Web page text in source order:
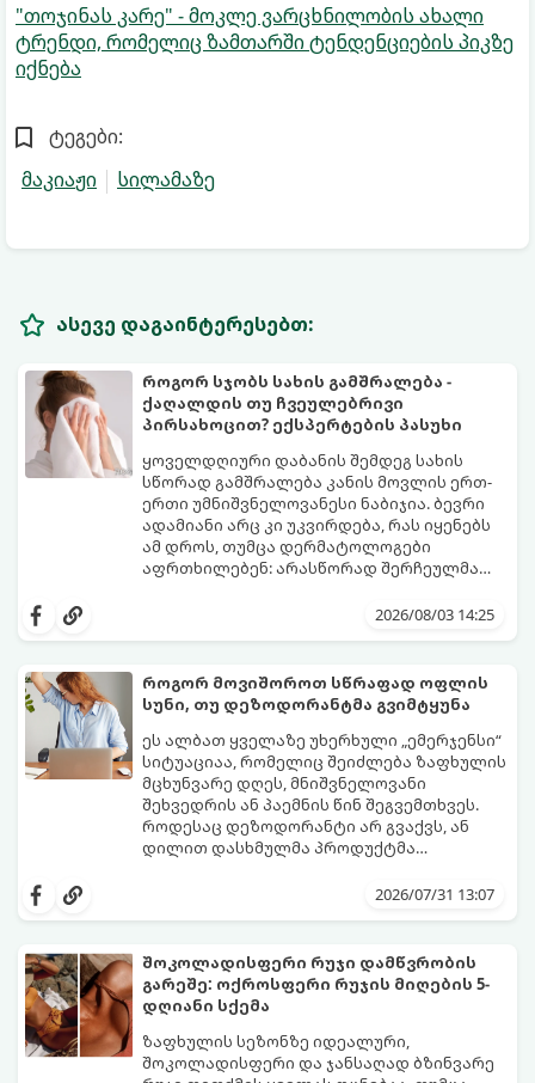
"თოჯინას კარე" - მოკლე ვარცხნილობის ახალი
ტრენდი, რომელიც ზამთარში ტენდენციების პიკზე
იქნება
ტეგები:
მაკიაჟი
სილამაზე
ასევე დაგაინტერესებთ:
როგორ სჯობს სახის გამშრალება -
ქაღალდის თუ ჩვეულებრივი
პირსახოცით? ექსპერტების პასუხი
ყოველდღიური დაბანის შემდეგ სახის
სწორად გამშრალება კანის მოვლის ერთ-
ერთი უმნიშვნელოვანესი ნაბიჯია. ბევრი
ადამიანი არც კი უკვირდება, რას იყენებს
ამ დროს, თუმცა დერმატოლოგები
აფრთხილებენ: არასწორად შერჩეულმა
გამონაყარი, კანის გაღიზიანება და
კანის ჯანმრთელობისთვის - ტრადიციული
2026/08/03 14:25
როგორ მოვიშოროთ სწრაფად ოფლის
სუნი, თუ დეზოდორანტმა გვიმტყუნა
ეს ალბათ ყველაზე უხერხული „ემერჯენსი“
სიტუაციაა, რომელიც შეიძლება ზაფხულის
მცხუნვარე დღეს, მნიშვნელოვანი
შეხვედრის ან პაემნის წინ შეგვემთხვეს.
როდესაც დეზოდორანტი არ გვაქვს, ან
დილით დასხმულმა პროდუქტმა
იღლიებში უსიამოვნო სუნი გაჩნდა,
სუნი არ აქვს. სუნს აჩენენ ბაქტერიები,
შესაბამისად, ჩვენი მიზანია ამ
ბაქტერიების განადგურება და კანის
გამოშრობა.
აი, 5 ყველაზე ეფექტური,
აპრობირებული და ნაცადი ხერხი,
რომლებიც ნებისმიერ ოფისში, კაფესა
თუ საზოგადოებრივ ტუალეტში, სულ
2026/07/31 13:07
შოკოლადისფერი რუჯი დამწვრობის
გარეშე: ოქროსფერი რუჯის მიღების 5-
დღიანი სქემა
ზაფხულის სეზონზე იდეალური,
შოკოლადისფერი და ჯანსაღად ბზინვარე